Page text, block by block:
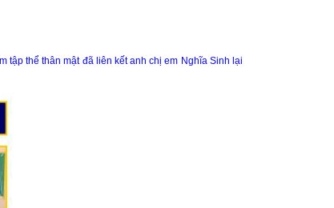
thể thân mật đã liên kết anh chị em Nghĩa Sinh lại